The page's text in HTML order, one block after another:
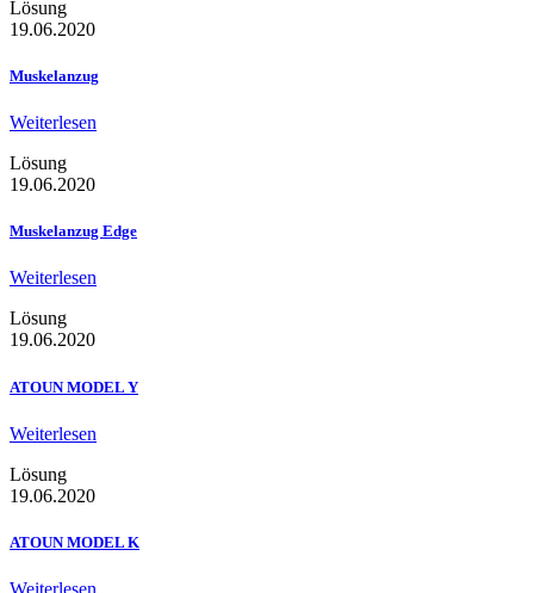
Lösung
19.06.2020
Muskelanzug
Weiterlesen
Lösung
19.06.2020
Muskelanzug Edge
Weiterlesen
Lösung
19.06.2020
ATOUN MODEL Y
Weiterlesen
Lösung
19.06.2020
ATOUN MODEL K
Weiterlesen